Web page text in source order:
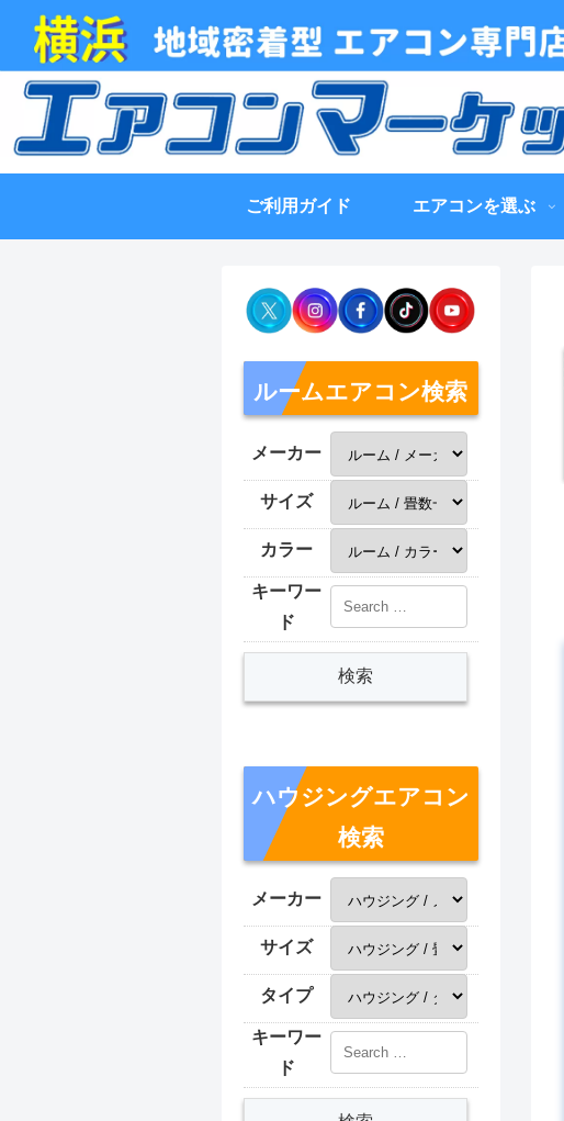
ご利用ガイド エアコンを選ぶ
ルームエアコン検索
メーカー
サイズ
カラー
キーワー
ド
ハウジングエアコン
検索
メーカー
サイズ
タイプ
キーワー
ド